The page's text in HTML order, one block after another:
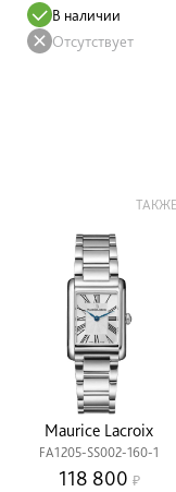
В наличии
Отсутствует
Maurice Lacroix
FA1205-SS002-160-1
118 800